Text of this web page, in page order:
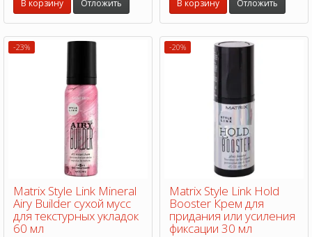
В корзину Отложить В корзину Отложить
-23%
Matrix Style Link Mineral
Airy Builder сухой мусс
для текстурных укладок
60 мл
-20%
Matrix Style Link Hold
Booster Крем для
придания или усиления
фиксации 30 мл